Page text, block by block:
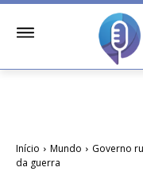
Início Mundo
Governo
da guerra